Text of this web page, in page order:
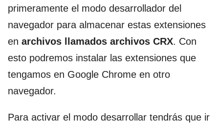
primeramente el modo desarrollador del
navegador para almacenar estas extensiones
en archivos llamados archivos CRX. Con
esto podremos instalar las extensiones que
tengamos en Google Chrome en otro
navegador.
Para activar el modo desarrollar tendrás que ir